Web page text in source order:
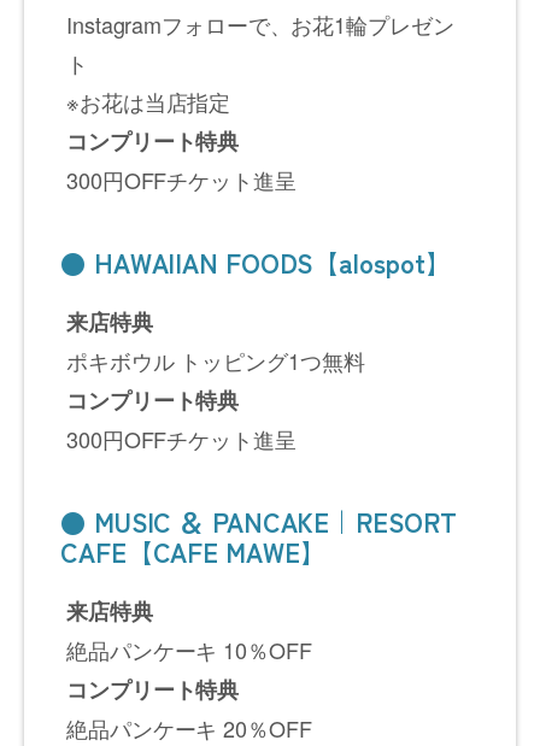
Instagramフォローで、お花1輪プレゼン
ト
※お花は当店指定
コンプリート特典
300円OFFチケット進呈
● HAWAIIAN FOODS【alospot】
来店特典
ポキボウル トッピング1つ無料
コンプリート特典
300円OFFチケット進呈
● MUSIC ＆ PANCAKE｜RESORT
CAFE【CAFE MAWE】
来店特典
絶品パンケーキ 10％OFF
コンプリート特典
絶品パンケーキ 20％OFF